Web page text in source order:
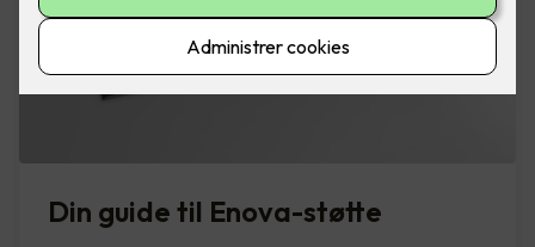
Din guide til Enova-støtte